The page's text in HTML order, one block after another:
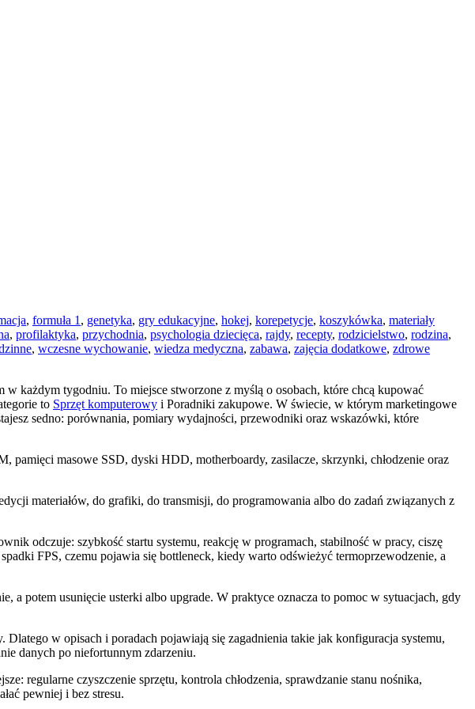
, formuła 1 , genetyka, gry edukacyjne, hokej, korepetycje, koszykówka, materiały
, profilaktyka, przychodnia, psychologia dziecięca, rajdy, recepty, rodzicielstwo, rodzina,
, wczesne wychowanie, wiedza medyczna, zabawa, zajęcia dodatkowe, zdrowe
każdym tygodniu. To miejsce stworzone z myślą o osobach, które chcą kupować
to Sprzęt komputerowy i Poradniki zakupowe. W świecie, w którym marketingowe
sedno: porównania, pomiary wydajności, przewodniki oraz wskazówki, które
pamięci masowe SSD, dyski HDD, motherboardy, zasilacze, skrzynki, chłodzenie oraz
materiałów, do grafiki, do transmisji, do programowania albo do zadań związanych z
odczuje: szybkość startu systemu, reakcję w programach, stabilność w pracy, ciszę
FPS, czemu pojawia się bottleneck, kiedy warto odświeżyć termoprzewodzenie, a
a potem usunięcie usterki albo upgrade. W praktyce oznacza to pomoc w sytuacjach, gdy
w opisach i poradach pojawiają się zagadnienia takie jak konfiguracja systemu,
danych po niefortunnym zdarzeniu.
regularne czyszczenie sprzętu, kontrola chłodzenia, sprawdzanie stanu nośnika,
pewniej i bez stresu.